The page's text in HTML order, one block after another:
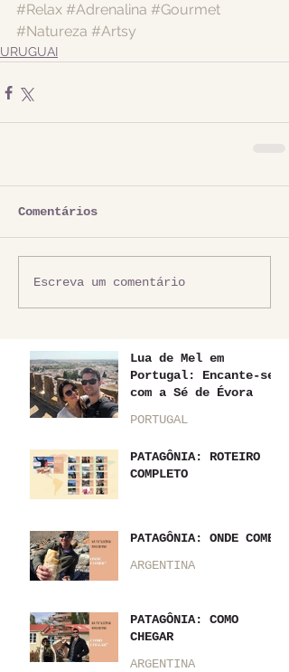
#Relax #Adrenalina #Gourmet
#Natureza #Artsy
URUGUAI
Comentários
Escreva um comentário
Lua de Mel em
Portugal: Encante-se
com a Sé de Évora
PORTUGAL
PATAGÔNIA: ROTEIRO
COMPLETO
PATAGÔNIA: ONDE COMER
ARGENTINA
PATAGÔNIA: COMO
CHEGAR
ARGENTINA